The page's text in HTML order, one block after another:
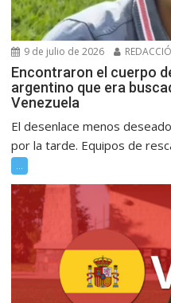
9 de julio de 2026
Encontraron el cuerpo
argentino que era
Venezuela
El desenlace menos
por la tarde. Equipos de